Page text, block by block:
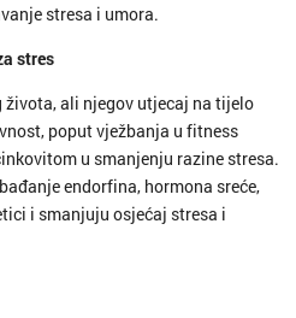
stresa i umora.
stres
ali njegov utjecaj na tijelo
poput vježbanja u fitness
u smanjenju razine stresa.
endorfina, hormona sreće,
i smanjuju osjećaj stresa i